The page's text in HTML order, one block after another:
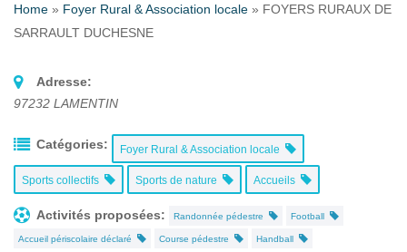
Home » Foyer Rural & Association locale » FOYERS RURAUX DE
SARRAULT DUCHESNE
Adresse:
97232 LAMENTIN
Catégories: Foyer Rural & Association locale
Sports collectifs Sports de nature Accueils
Activités proposées: Randonnée pédestre Football
Accueil périscolaire déclaré Course pédestre Handball